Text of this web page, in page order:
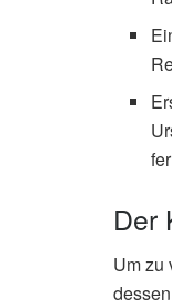
Der
Um zu